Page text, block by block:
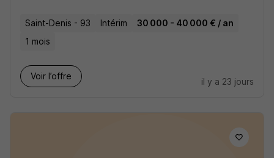
Saint-Denis - 93 Intérim
30 000 - 40 000 € / an
1 mois
Voir l’offre
il y a 23 jours